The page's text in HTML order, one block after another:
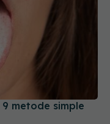
metode simple